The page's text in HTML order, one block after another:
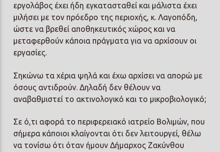
εργολάβος έχει ήδη εγκατασταθεί και μάλιστα έχει
μιλήσει με τον πρόεδρο της περιοχής, κ. Λαγοπόδη,
ώστε να βρεθεί αποθηκευτικός χώρος και να
μεταφερθούν κάποια πράγματα για να αρχίσουν οι
εργασίες.
Σηκώνω τα χέρια ψηλά και έχω αρχίσει να απορώ με
όσους αντιδρούν. Δηλαδή δεν θέλουν να
αναβαθμιστεί το ακτινολογικό και το μικροβιολογικό;
Σε ό,τι αφορά το περιφερειακό ιατρείο Βολιμών, που
σήμερα κάποιοι κλαίγονται ότι δεν λειτουργεί, θέλω
να τονίσω ότι όταν ήμουν Δήμαρχος Ζακύνθου